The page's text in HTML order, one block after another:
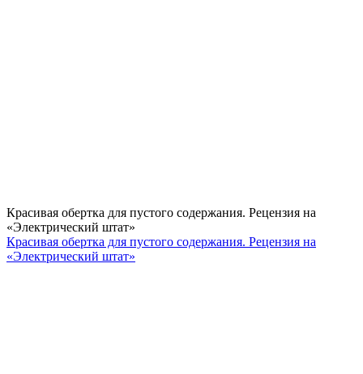
Красивая обертка для пустого содержания. Рецензия на
«Электрический штат»
Красивая обертка для пустого содержания. Рецензия на
«Электрический штат»